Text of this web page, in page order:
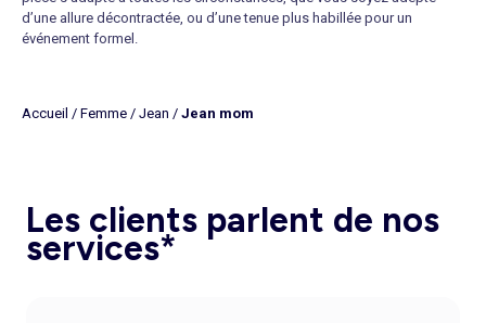
d’une allure décontractée, ou d’une tenue plus habillée pour un
événement formel.
Que vous préfériez le casual chic ou une option plus urbaine, le
jean mom taille haute
légèrement loose au niveau des hanches permet une grande liberté de
mouvement, tout en affinant la taille grâce à sa ceinture bien marquée.
C’est la pièce idéale pour composer un look structuré sans effort, qui
Accueil / Femme / Jean / Jean mom
Les clients parlent de nos
services*